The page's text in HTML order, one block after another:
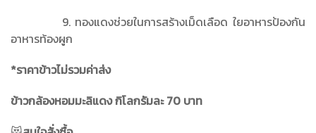
9. ทองแดงช่วยในการสร้างเม็ดเลือด ใยอาหารป้องกัน
อาหารท้องผูก
*ราคาข้าวไม่รวมค่าส่ง
ข้าวกล้องหอมมะลิแดง กิโลกรัมละ 70 บาท